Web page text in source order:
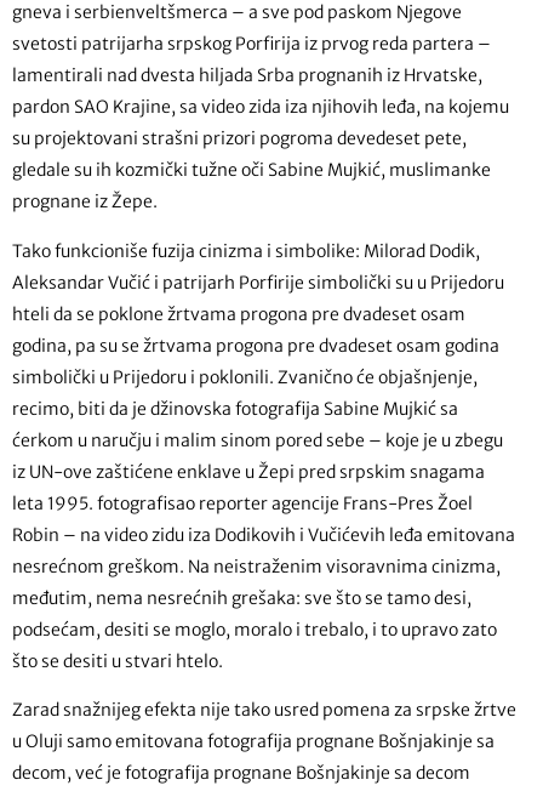
gneva i serbienveltšmerca – a sve pod paskom Njegove
svetosti patrijarha srpskog Porfirija iz prvog reda partera –
lamentirali nad dvesta hiljada Srba prognanih iz Hrvatske,
pardon SAO Krajine, sa video zida iza njihovih leđa, na kojemu
su projektovani strašni prizori pogroma devedeset pete,
gledale su ih kozmički tužne oči Sabine Mujkić, muslimanke
prognane iz Žepe.
Tako funkcioniše fuzija cinizma i simbolike: Milorad Dodik,
Aleksandar Vučić i patrijarh Porfirije simbolički su u Prijedoru
hteli da se poklone žrtvama progona pre dvadeset osam
godina, pa su se žrtvama progona pre dvadeset osam godina
simbolički u Prijedoru i poklonili. Zvanično će objašnjenje,
recimo, biti da je džinovska fotografija Sabine Mujkić sa
ćerkom u naručju i malim sinom pored sebe – koje je u zbegu
iz UN-ove zaštićene enklave u Žepi pred srpskim snagama
leta 1995. fotografisao reporter agencije Frans-Pres Žoel
Robin – na video zidu iza Dodikovih i Vučićevih leđa emitovana
nesrećnom greškom. Na neistraženim visoravnima cinizma,
međutim, nema nesrećnih grešaka: sve što se tamo desi,
podsećam, desiti se moglo, moralo i trebalo, i to upravo zato
što se desiti u stvari htelo.
Zarad snažnijeg efekta nije tako usred pomena za srpske žrtve
u Oluji samo emitovana fotografija prognane Bošnjakinje sa
decom, već je fotografija prognane Bošnjakinje sa decom